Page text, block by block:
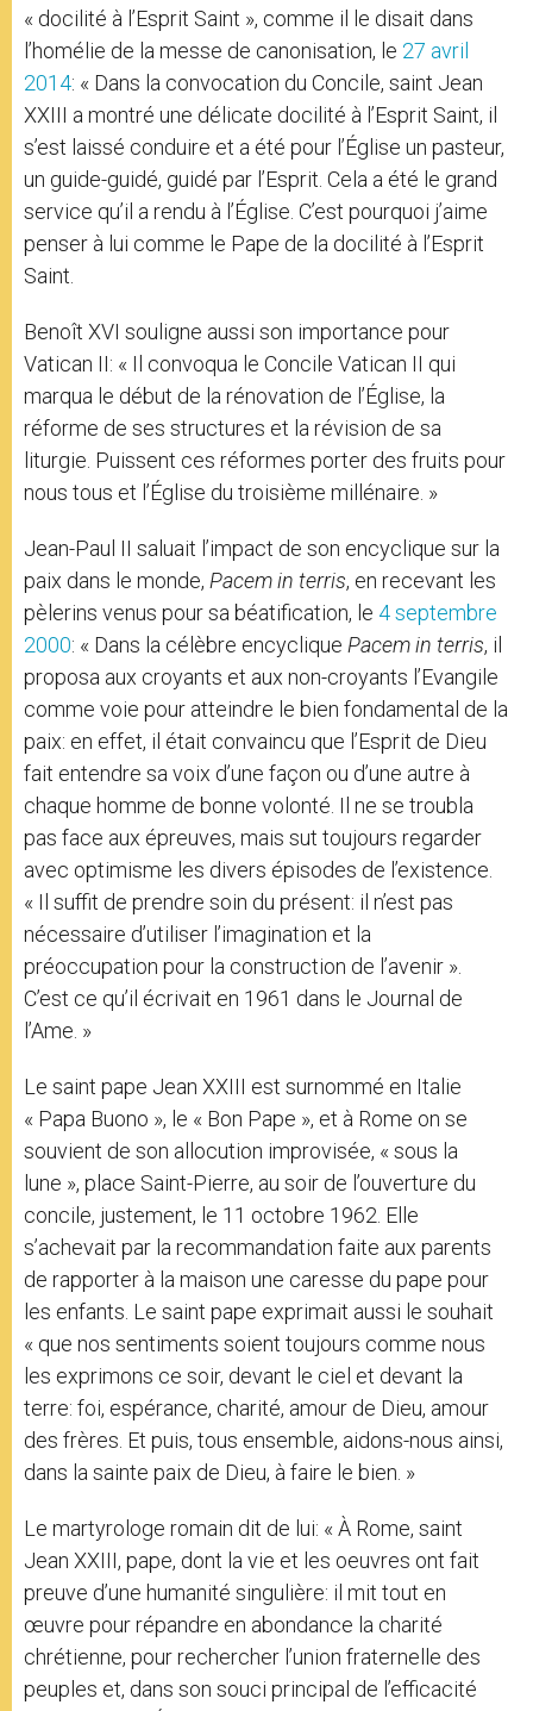
« docilité à l’Esprit Saint », comme il le disait dans
l’homélie de la messe de canonisation, le 27 avril
2014: « Dans la convocation du Concile, saint Jean
XXIII a montré une délicate docilité à l’Esprit Saint, il
s’est laissé conduire et a été pour l’Église un pasteur,
un guide-guidé, guidé par l’Esprit. Cela a été le grand
service qu’il a rendu à l’Église. C’est pourquoi j’aime
penser à lui comme le Pape de la docilité à l’Esprit
Saint.
Benoît XVI souligne aussi son importance pour
Vatican II: « Il convoqua le Concile Vatican II qui
marqua le début de la rénovation de l’Église, la
réforme de ses structures et la révision de sa
liturgie. Puissent ces réformes porter des fruits pour
nous tous et l’Église du troisième millénaire. »
Jean-Paul II saluait l’impact de son encyclique sur la
paix dans le monde, Pacem in terris, en recevant les
pèlerins venus pour sa béatification, le 4 septembre
2000: « Dans la célèbre encyclique Pacem in terris, il
proposa aux croyants et aux non-croyants l’Evangile
comme voie pour atteindre le bien fondamental de la
paix: en effet, il était convaincu que l’Esprit de Dieu
fait entendre sa voix d’une façon ou d’une autre à
chaque homme de bonne volonté. Il ne se troubla
pas face aux épreuves, mais sut toujours regarder
avec optimisme les divers épisodes de l’existence.
« Il suffit de prendre soin du présent: il n’est pas
nécessaire d’utiliser l’imagination et la
préoccupation pour la construction de l’avenir ».
C’est ce qu’il écrivait en 1961 dans le Journal de
l’Ame. »
Le saint pape Jean XXIII est surnommé en Italie
« Papa Buono », le « Bon Pape », et à Rome on se
souvient de son allocution improvisée, « sous la
lune », place Saint-Pierre, au soir de l’ouverture du
concile, justement, le 11 octobre 1962. Elle
s’achevait par la recommandation faite aux parents
de rapporter à la maison une caresse du pape pour
les enfants. Le saint pape exprimait aussi le souhait
« que nos sentiments soient toujours comme nous
les exprimons ce soir, devant le ciel et devant la
terre: foi, espérance, charité, amour de Dieu, amour
des frères. Et puis, tous ensemble, aidons-nous ainsi,
dans la sainte paix de Dieu, à faire le bien. »
Le martyrologe romain dit de lui: « À Rome, saint
Jean XXIII, pape, dont la vie et les oeuvres ont fait
preuve d’une humanité singulière: il mit tout en
œuvre pour répandre en abondance la charité
chrétienne, pour rechercher l’union fraternelle des
peuples et, dans son souci principal de l’efficacité